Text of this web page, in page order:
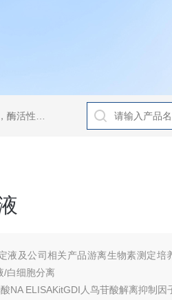
公司、GE公司公司产品。
液及公司相关产品游离生物素测定
/白细胞分离
NA ELISAKitGDI人鸟苷酸解离抑制因